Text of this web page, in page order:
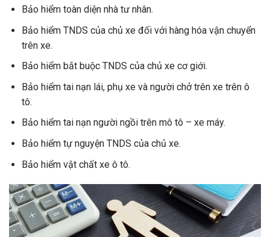
Bảo hiểm toàn diện nhà tư nhân.
Bảo hiểm TNDS của chủ xe đối với hàng hóa vận chuyển
trên xe.
Bảo hiểm bắt buộc TNDS của chủ xe cơ giới.
Bảo hiểm tai nạn lái, phụ xe và người chở trên xe trên ô
tô.
Bảo hiểm tai nạn người ngồi trên mô tô – xe máy.
Bảo hiểm tự nguyện TNDS của chủ xe.
Bảo hiểm vật chất xe ô tô.